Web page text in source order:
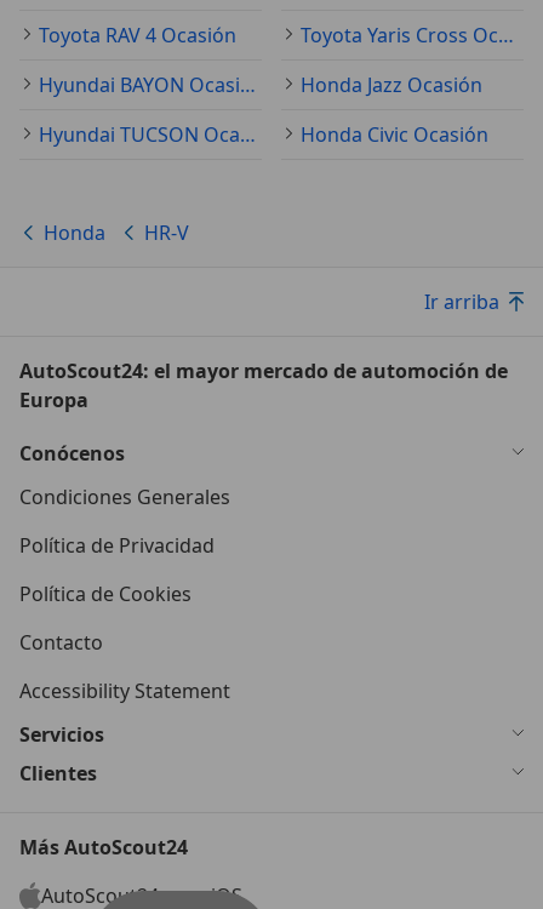
Toyota RAV 4 Ocasión
Toyota Yaris Cross Ocasión
Hyundai BAYON Ocasión
Honda Jazz Ocasión
Hyundai TUCSON Ocasión
Honda Civic Ocasión
Honda HR-V
Ir arriba
AutoScout24: el mayor mercado de automoción de
Europa
Conócenos
Condiciones Generales
Política de Privacidad
Política de Cookies
Contacto
Accessibility Statement
Servicios
Clientes
Más AutoScout24
AutoScout24 para iOS